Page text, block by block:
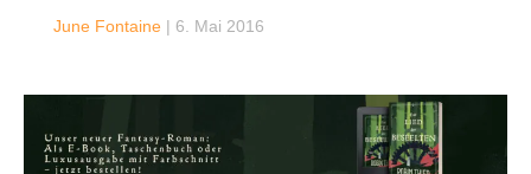
June Fontaine | 6. Mai 2016